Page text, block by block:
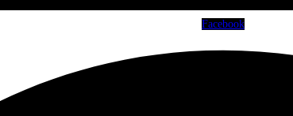
Facebook